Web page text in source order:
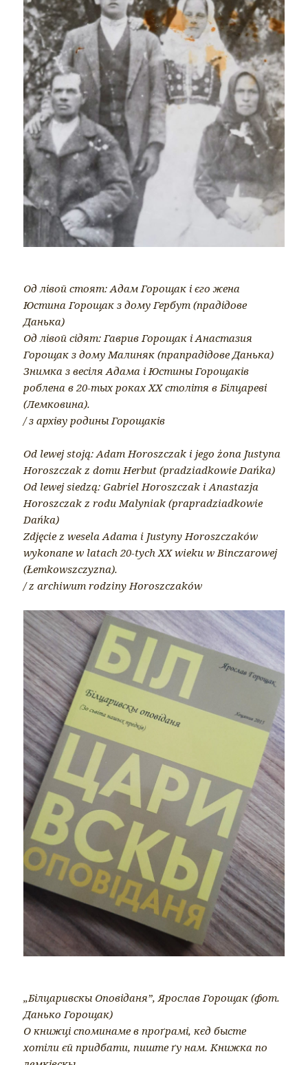
Од лівой стоят: Адам Горощак і єго жена
Юстина Горощак з дому Гербут (прадідове
Данька)
Од лівой сідят: Гаврив Горощак і Анастазия
Горощак з дому Малиняк (прапрадідове Данька)
Знимка з весіля Адама і Юстины Горощаків
роблена в 20-тых роках ХХ столітя в Білцареві
(Лемковина).
/ з архіву родины Горощаків
Od lewej stoją: Adam Horoszczak i jego żona Justyna
Horoszczak z domu Herbut (pradziadkowie Dańka)
Od lewej siedzą: Gabriel Horoszczak i Anastazja
Horoszczak z rodu Malyniak (prapradziadkowie
Dańka)
Zdjęcie z wesela Adama i Justyny Horoszczaków
wykonane w latach 20-tych XX wieku w Binczarowej
(Łemkowszczyzna).
/ z archiwum rodziny Horoszczaków
„Білцаривскы Оповіданя”, Ярослав Горощак (фот.
Данько Горощак)
О книжці споминаме в проґрамі, кєд бысте
хотіли єй придбати, пиште ґу нам. Книжка по